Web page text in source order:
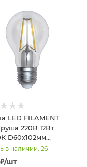
LED FILAMENT
220В 12Вт
D60х102мм
колба 360º
Димм Air Uniel
в наличии: 26
₽/шт